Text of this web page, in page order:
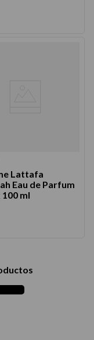
Lattafa
Eau de Parfum
ml